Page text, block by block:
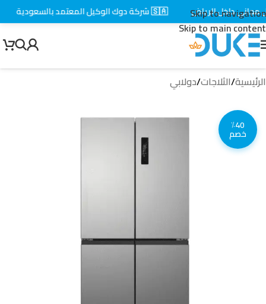
Skip to navigation
Skip to main content
الرئيسية/الثلاجات/دولابي
٪40
خصم
داخل الرياض 🇸🇦 شركة دوك الوكيل المعتمد بالسعودية